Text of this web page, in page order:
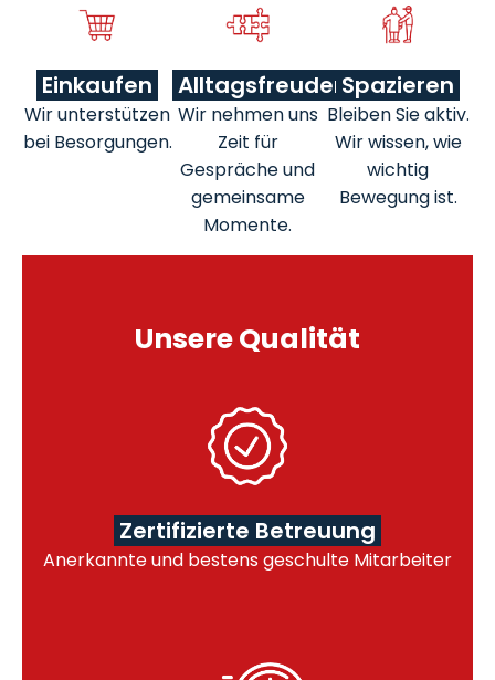
Einkaufen
Wir unterstützen
bei Besorgungen.
Alltagsfreuden
Wir nehmen uns
Zeit für
Gespräche und
gemeinsame
Momente.
Spazieren
Bleiben Sie aktiv.
Wir wissen, wie
wichtig
Bewegung ist.
Unsere Qualität
Zertifizierte Betreuung
Anerkannte und bestens geschulte Mitarbeiter